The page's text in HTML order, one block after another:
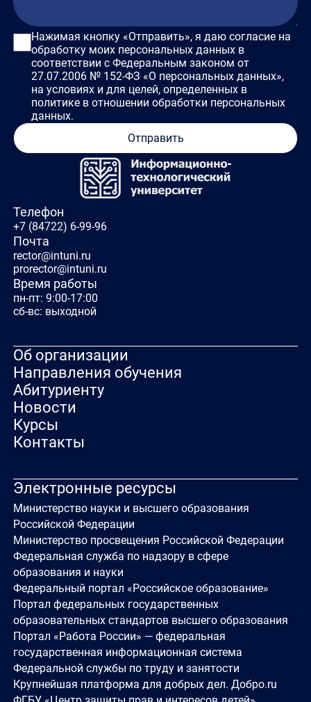
Телефон
+7 (84722) 6-99-96
Почта
rector@intuni.ru
prorector@intuni.ru
Время работы
пн-пт: 9:00-17:00
сб-вс: выходной
Об организации
Направления обучения
Абитуриенту
Новости
Курсы
Контакты
Электронные ресурсы
Министерство науки и высшего образования
Российской Федерации
Министерство просвещения Российской Федерации
Федеральная служба по надзору в сфере
образования и науки
Федеральный портал «Российское образование»
Портал федеральных государственных
образовательных стандартов высшего образования
Портал «Работа России» — федеральная
государственная информационная система
Федеральной службы по труду и занятости
Крупнейшая платформа для добрых дел. Добро.ru
Нажимая кнопку «Отправить», я даю согласие на
обработку моих персональных данных в
соответствии с Федеральным законом от
27.07.2006 № 152-ФЗ «О персональных данных»,
на условиях и для целей, определенных в
политике в отношении обработки персональных
данных.
Отправить